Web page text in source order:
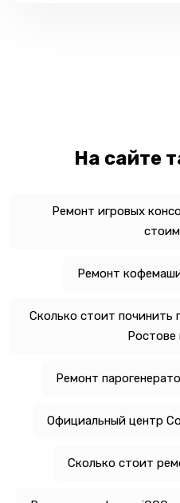
На сайте
Ремонт игровых
Ремонт
Сколько стоит починить
Ростове
Ремонт
Официальный центр
Сколько стоит